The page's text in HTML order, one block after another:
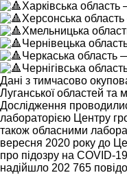
Харківська
Херсонська
Хмельницька
Чернівецька
Черкаська область
Чернігівська
Дані з тимчасово
Луганської областей та
Дослідження
лабораторією Центру
також обласними
вересня 2020 року до
про підозру на COVID-
надійшло 202 765